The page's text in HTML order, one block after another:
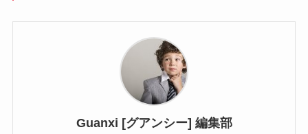
Guanxi [グアンシー] 編集部